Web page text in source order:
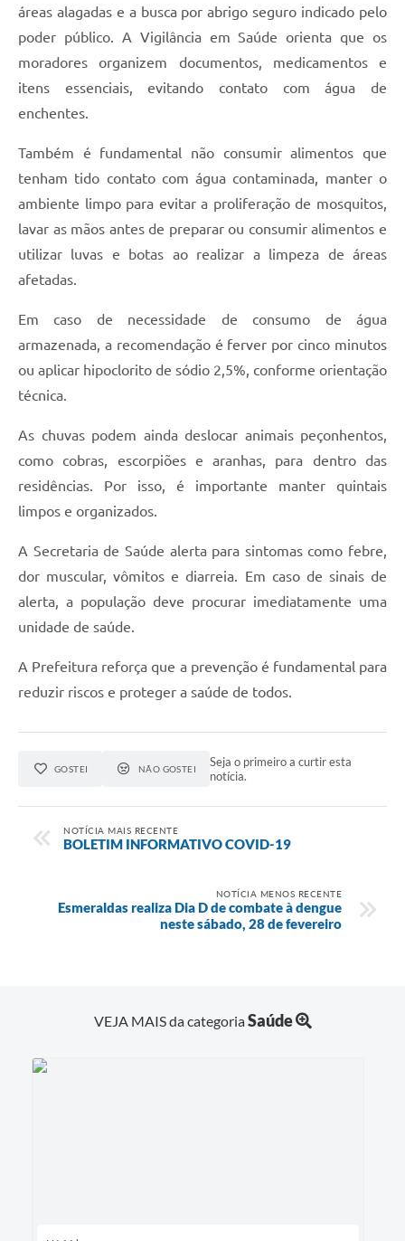
áreas alagadas e a busca por abrigo seguro indicado pelo
poder público. A Vigilância em Saúde orienta que os
moradores organizem documentos, medicamentos e
itens essenciais, evitando contato com água de
enchentes.
Também é fundamental não consumir alimentos que
tenham tido contato com água contaminada, manter o
ambiente limpo para evitar a proliferação de mosquitos,
lavar as mãos antes de preparar ou consumir alimentos e
utilizar luvas e botas ao realizar a limpeza de áreas
afetadas.
Em caso de necessidade de consumo de água
armazenada, a recomendação é ferver por cinco minutos
ou aplicar hipoclorito de sódio 2,5%, conforme orientação
técnica.
As chuvas podem ainda deslocar animais peçonhentos,
como cobras, escorpiões e aranhas, para dentro das
residências. Por isso, é importante manter quintais
limpos e organizados.
A Secretaria de Saúde alerta para sintomas como febre,
dor muscular, vômitos e diarreia. Em caso de sinais de
alerta, a população deve procurar imediatamente uma
unidade de saúde.
A Prefeitura reforça que a prevenção é fundamental para
reduzir riscos e proteger a saúde de todos.
GOSTEI NÃO GOSTEI
Seja o primeiro a curtir esta
notícia.
NOTÍCIA MAIS RECENTE
BOLETIM INFORMATIVO COVID-19
NOTÍCIA MENOS RECENTE
Esmeraldas realiza Dia D de combate à dengue
neste sábado, 28 de fevereiro
VEJA MAIS da categoriaSaúde